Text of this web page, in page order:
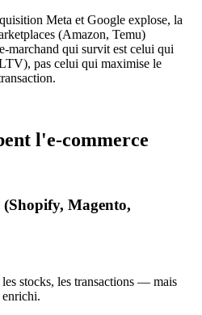
Meta et Google explose, la
(Amazon, Temu)
marchand qui survit est celui qui
pas celui qui maximise le
l'e-commerce
(Shopify, Magento,
stocks, les transactions — mais
enrichi.